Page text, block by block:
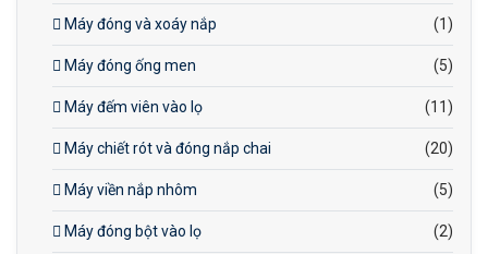
Máy đóng và xoáy nắp (1)
Máy đóng ống men (5)
Máy đếm viên vào lọ (11)
Máy chiết rót và đóng nắp chai (20)
Máy viền nắp nhôm (5)
Máy đóng bột vào lọ (2)